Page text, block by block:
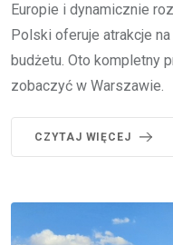
Europie i dynamicznie
Polski oferuje atrakcje
budżetu. Oto kompletny
zobaczyć w
CZYTAJ WIĘCEJ